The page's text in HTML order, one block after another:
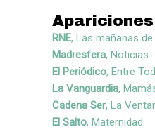
RNE, Las mañanas
Madresfera, Noticias
El Periódico, Entre
La Vanguardia,
Cadena Ser, La
El Salto, Maternidad